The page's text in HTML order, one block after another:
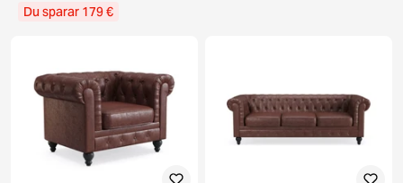
Du sparar 179 €